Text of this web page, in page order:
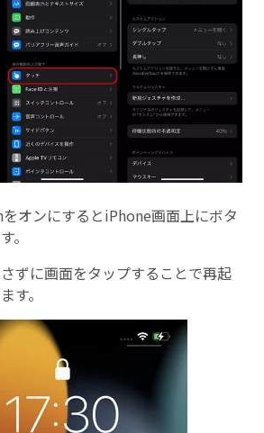
オンにするとiPhone画面上にボタ
。
ずに画面をタップすることで再起
す。